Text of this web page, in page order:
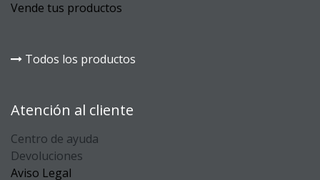
Vende tus productos
Todos los productos
Atención al cliente
Centro de ayuda
Devoluciones
Aviso Legal